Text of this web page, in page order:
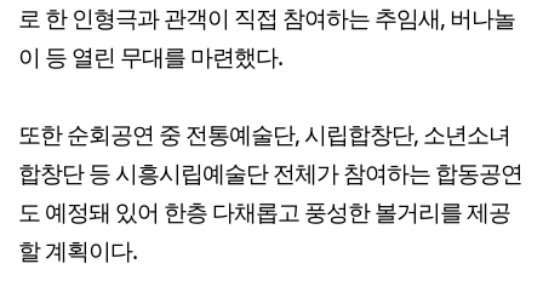
로 한 인형극과 관객이 직접 참여하는 추임새, 버나놀
이 등 열린 무대를 마련했다.
또한 순회공연 중 전통예술단, 시립합창단, 소년소녀
합창단 등 시흥시립예술단 전체가 참여하는 합동공연
도 예정돼 있어 한층 다채롭고 풍성한 볼거리를 제공
할 계획이다.